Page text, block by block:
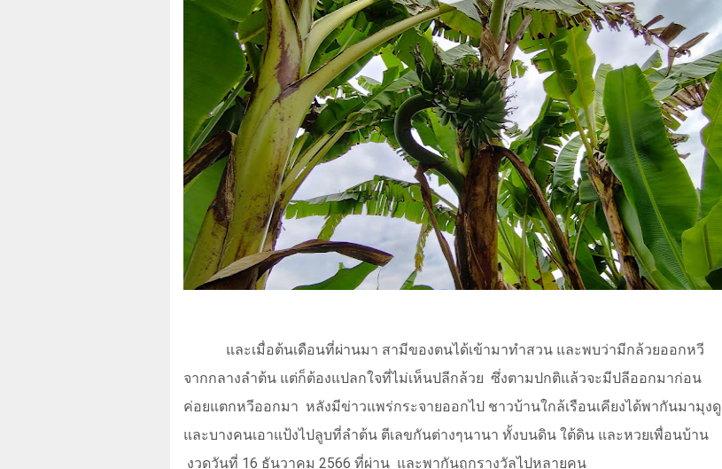
และเมื่อต้นเดือนที่ผ่านมา สามีของตนได้เข้ามาทำสวน และพบว่ามีกล้วยออกหวี
จากกลางลำต้น แต่ก็ต้องแปลกใจที่ไม่เห็นปลีกล้วย ซึ่งตามปกติแล้วจะมีปลีออกมาก่อน
ค่อยแตกหวีออกมา หลังมีข่าวแพร่กระจายออกไป ชาวบ้านใกล้เรือนเคียงได้พากันมามุงดู
และบางคนเอาแป้งไปลูบที่ลำต้น ตีเลขกันต่างๆนานา ทั้งบนดิน ใต้ดิน และหวยเพื่อนบ้าน
งวดวันที่ 16 ธันวาคม 2566 ที่ผ่าน และพากันถูกรางวัลไปหลายคน